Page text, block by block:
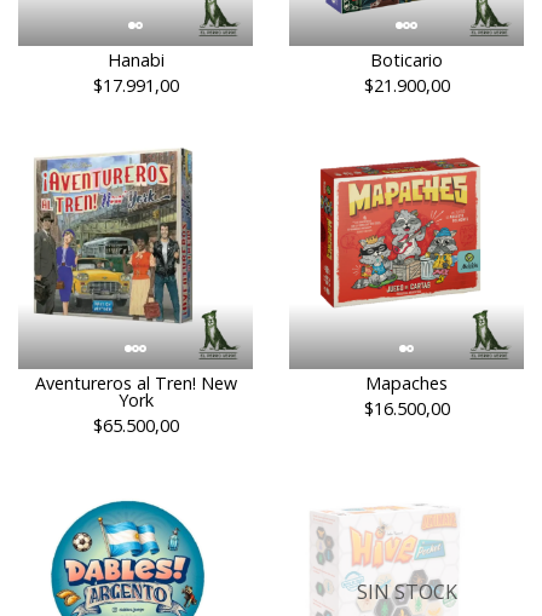
Hanabi
$17.991,00
Boticario
$21.900,00
Aventureros al Tren! New
York
$65.500,00
Mapaches
$16.500,00
SIN STOCK